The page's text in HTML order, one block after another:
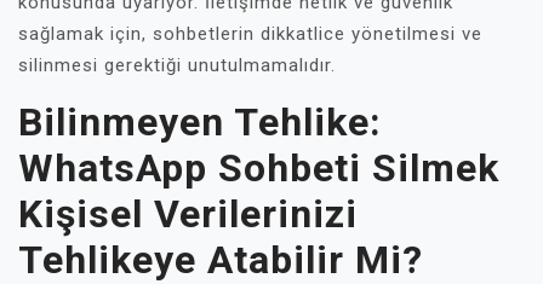
sağlamak için, sohbetlerin dikkatlice yönetilmesi ve
silinmesi gerektiği unutulmamalıdır.
Bilinmeyen Tehlike:
WhatsApp Sohbeti Silmek
Kişisel Verilerinizi
Tehlikeye Atabilir Mi?